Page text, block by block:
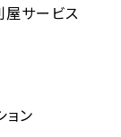
屋サービス
ョン